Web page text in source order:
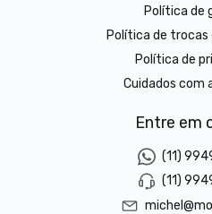
Política de
Política de trocas
Política de
Cuidados com
Entre em
(11)
(11)